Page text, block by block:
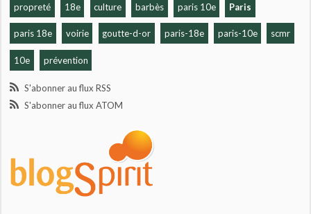
propreté 18e culture barbès paris 10e Paris
paris 18e voirie goutte-d-or paris-18e paris-10e scmr
10e prévention
S'abonner au flux RSS
S'abonner au flux ATOM